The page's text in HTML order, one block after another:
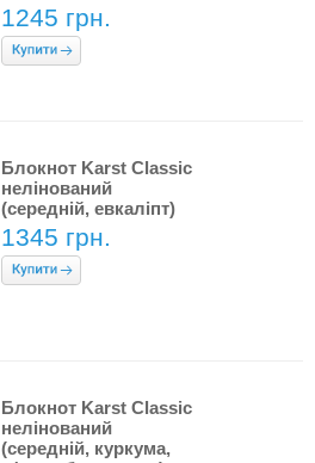
1245 грн.
Блокнот Karst Classic
нелінований
(середній, евкаліпт)
1345 грн.
Блокнот Karst Classic
нелінований
(середній, куркума,